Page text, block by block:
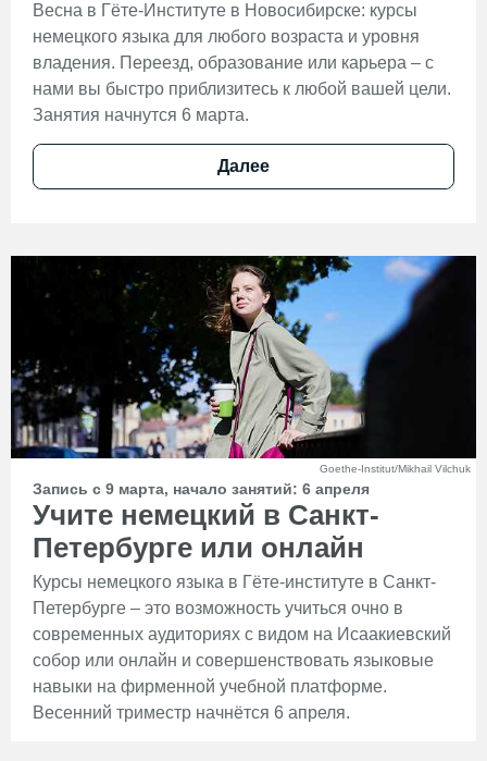
Весна в Гёте-Институте в Новосибирске: курсы
немецкого языка для любого возраста и уровня
владения. Переезд, образование или карьера – с
нами вы быстро приблизитесь к любой вашей цели.
Занятия начнутся 6 марта.
Далее
Goethe-Institut/Mikhail Vilchuk
Запись с 9 марта, начало занятий: 6 апреля
Учите немецкий в Санкт-
Петербурге или онлайн
Курсы немецкого языка в Гёте-институте в Санкт-
Петербурге – это возможность учиться очно в
современных аудиториях с видом на Исаакиевский
собор или онлайн и совершенствовать языковые
навыки на фирменной учебной платформе.
Весенний триместр начнётся 6 апреля.